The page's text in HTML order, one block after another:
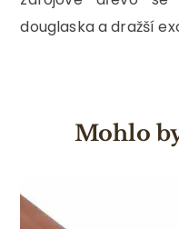
douglaska a dražší
Mohlo